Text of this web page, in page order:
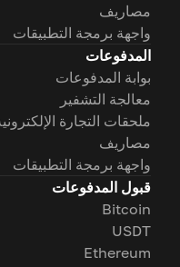
مصاريف
واجهة برمجة التطبيقات
المدفوعات
بوابة المدفوعات
معالجة التشفير
ملحقات التجارة
مصاريف
واجهة برمجة التطبيقات
قبول المدفوعات
Bitcoin
USDT
Ethereum